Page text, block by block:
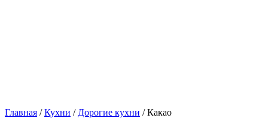
Главная /Кухни / Дорогие кухни / Какао